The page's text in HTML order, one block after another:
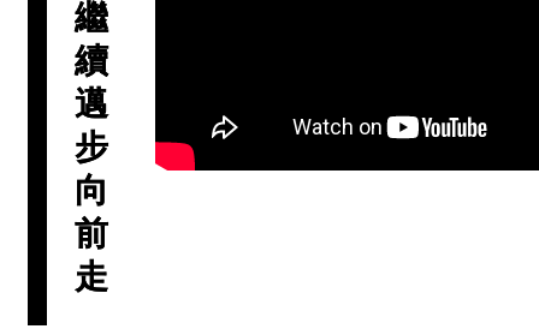
繼
續
邁
步
向
前
走